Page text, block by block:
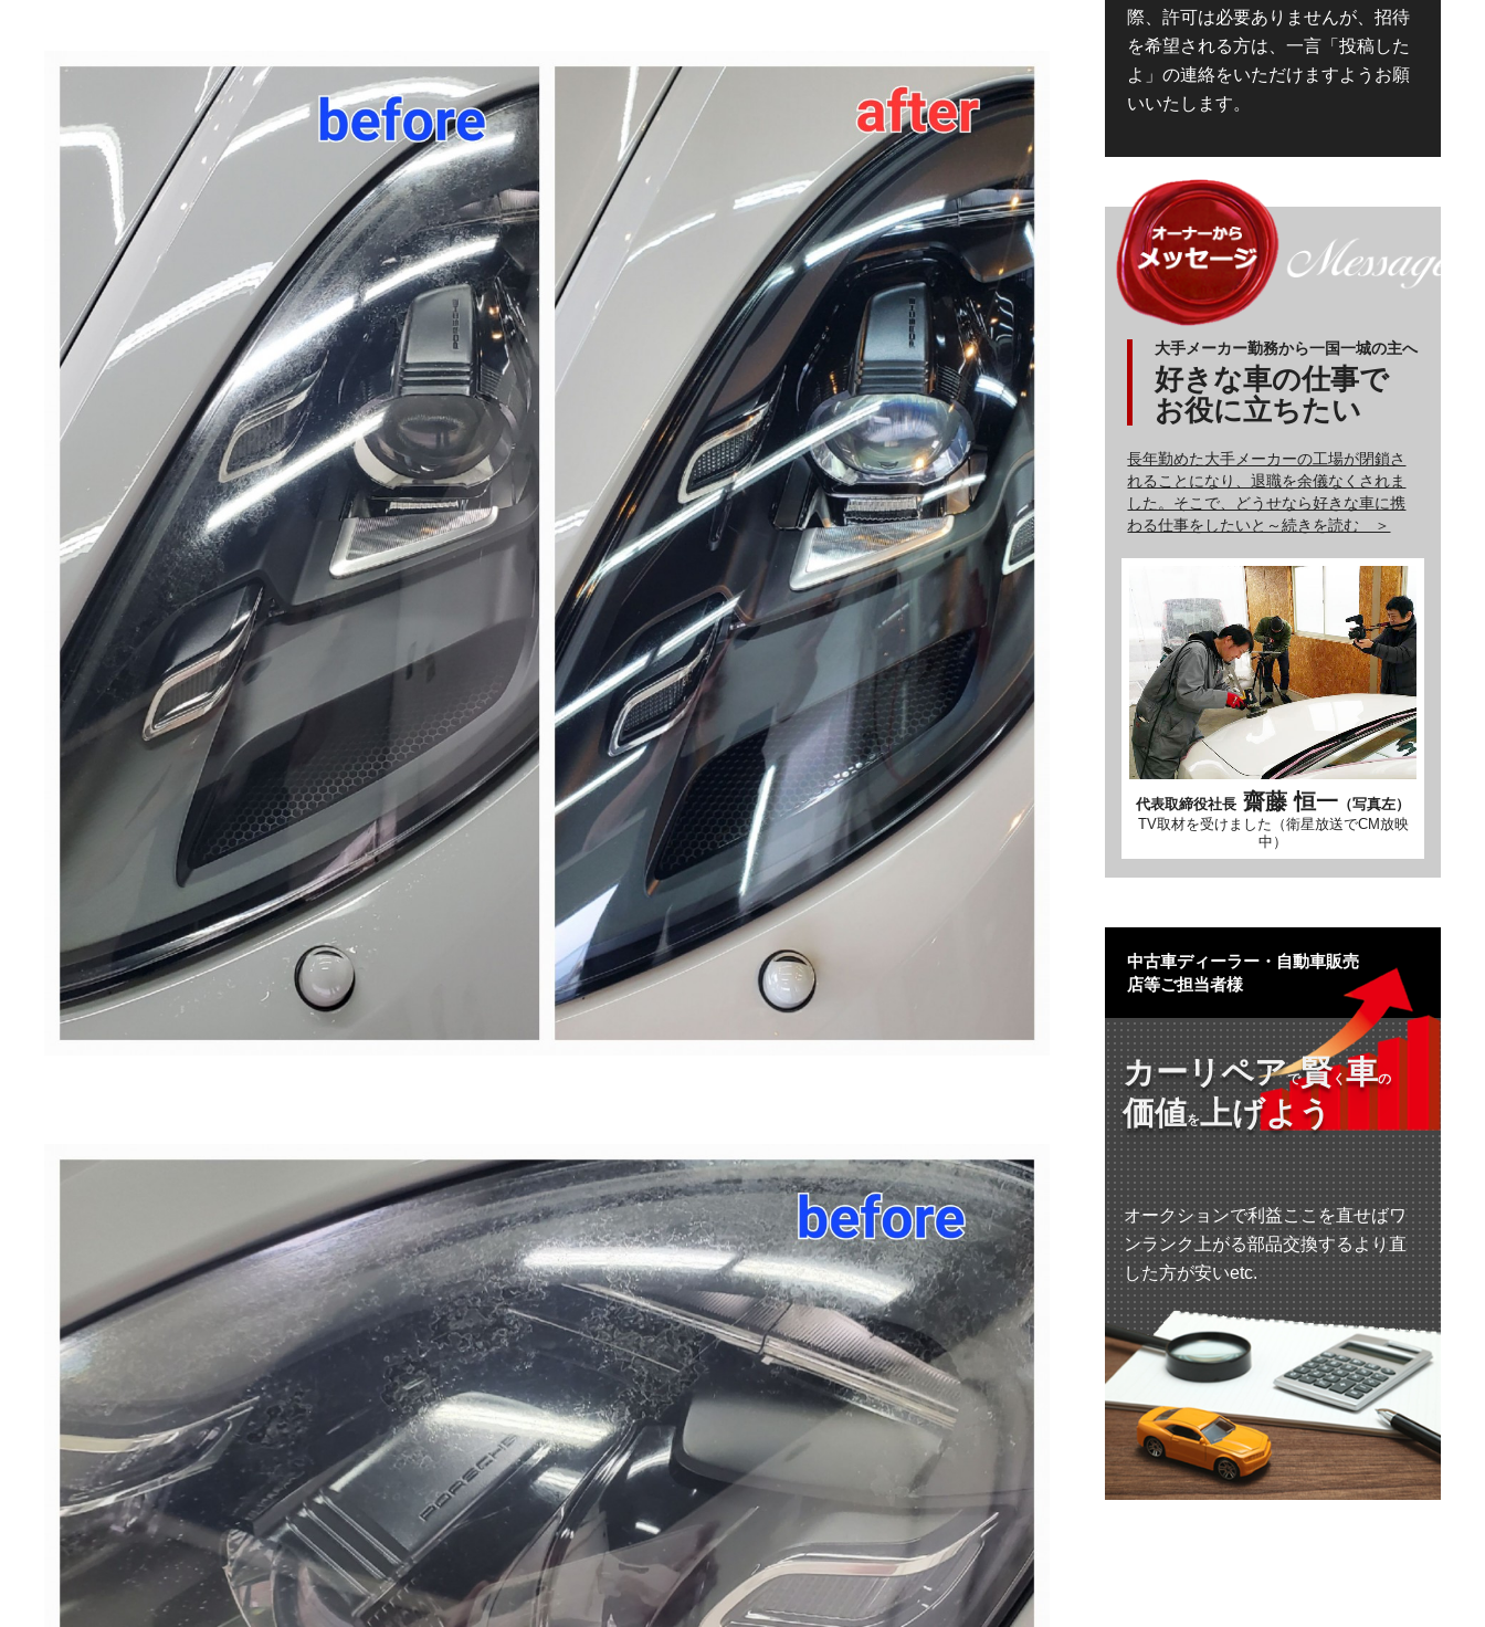
際、許可は必要ありませんが、招待
を希望される方は、一言「投稿した
よ」の連絡をいただけますようお願
いいたします。
大手メーカー勤務から一国一城の主へ
好きな車の仕事で
お役に立ちたい
長年勤めた大手メーカーの工場が閉鎖さ
れることになり、退職を余儀なくされま
した。そこで、どうせなら好きな車に携
わる仕事をしたいと～続きを読む ＞
代表取締役社長 齋藤 恒一 （写真左）
TV取材を受けました（衛星放送でCM放映
中）
中古車ディーラー・自動車販売
店等ご担当者様
カーリペアで賢く 車の
価値を上げよう
オークションで利益ここを直せばワ
ンランク上がる部品交換するより直
した方が安いetc.